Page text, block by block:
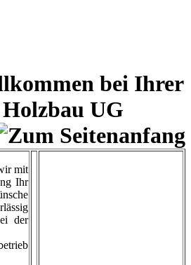
bei Ihrer
UG
mit
Ihr
der